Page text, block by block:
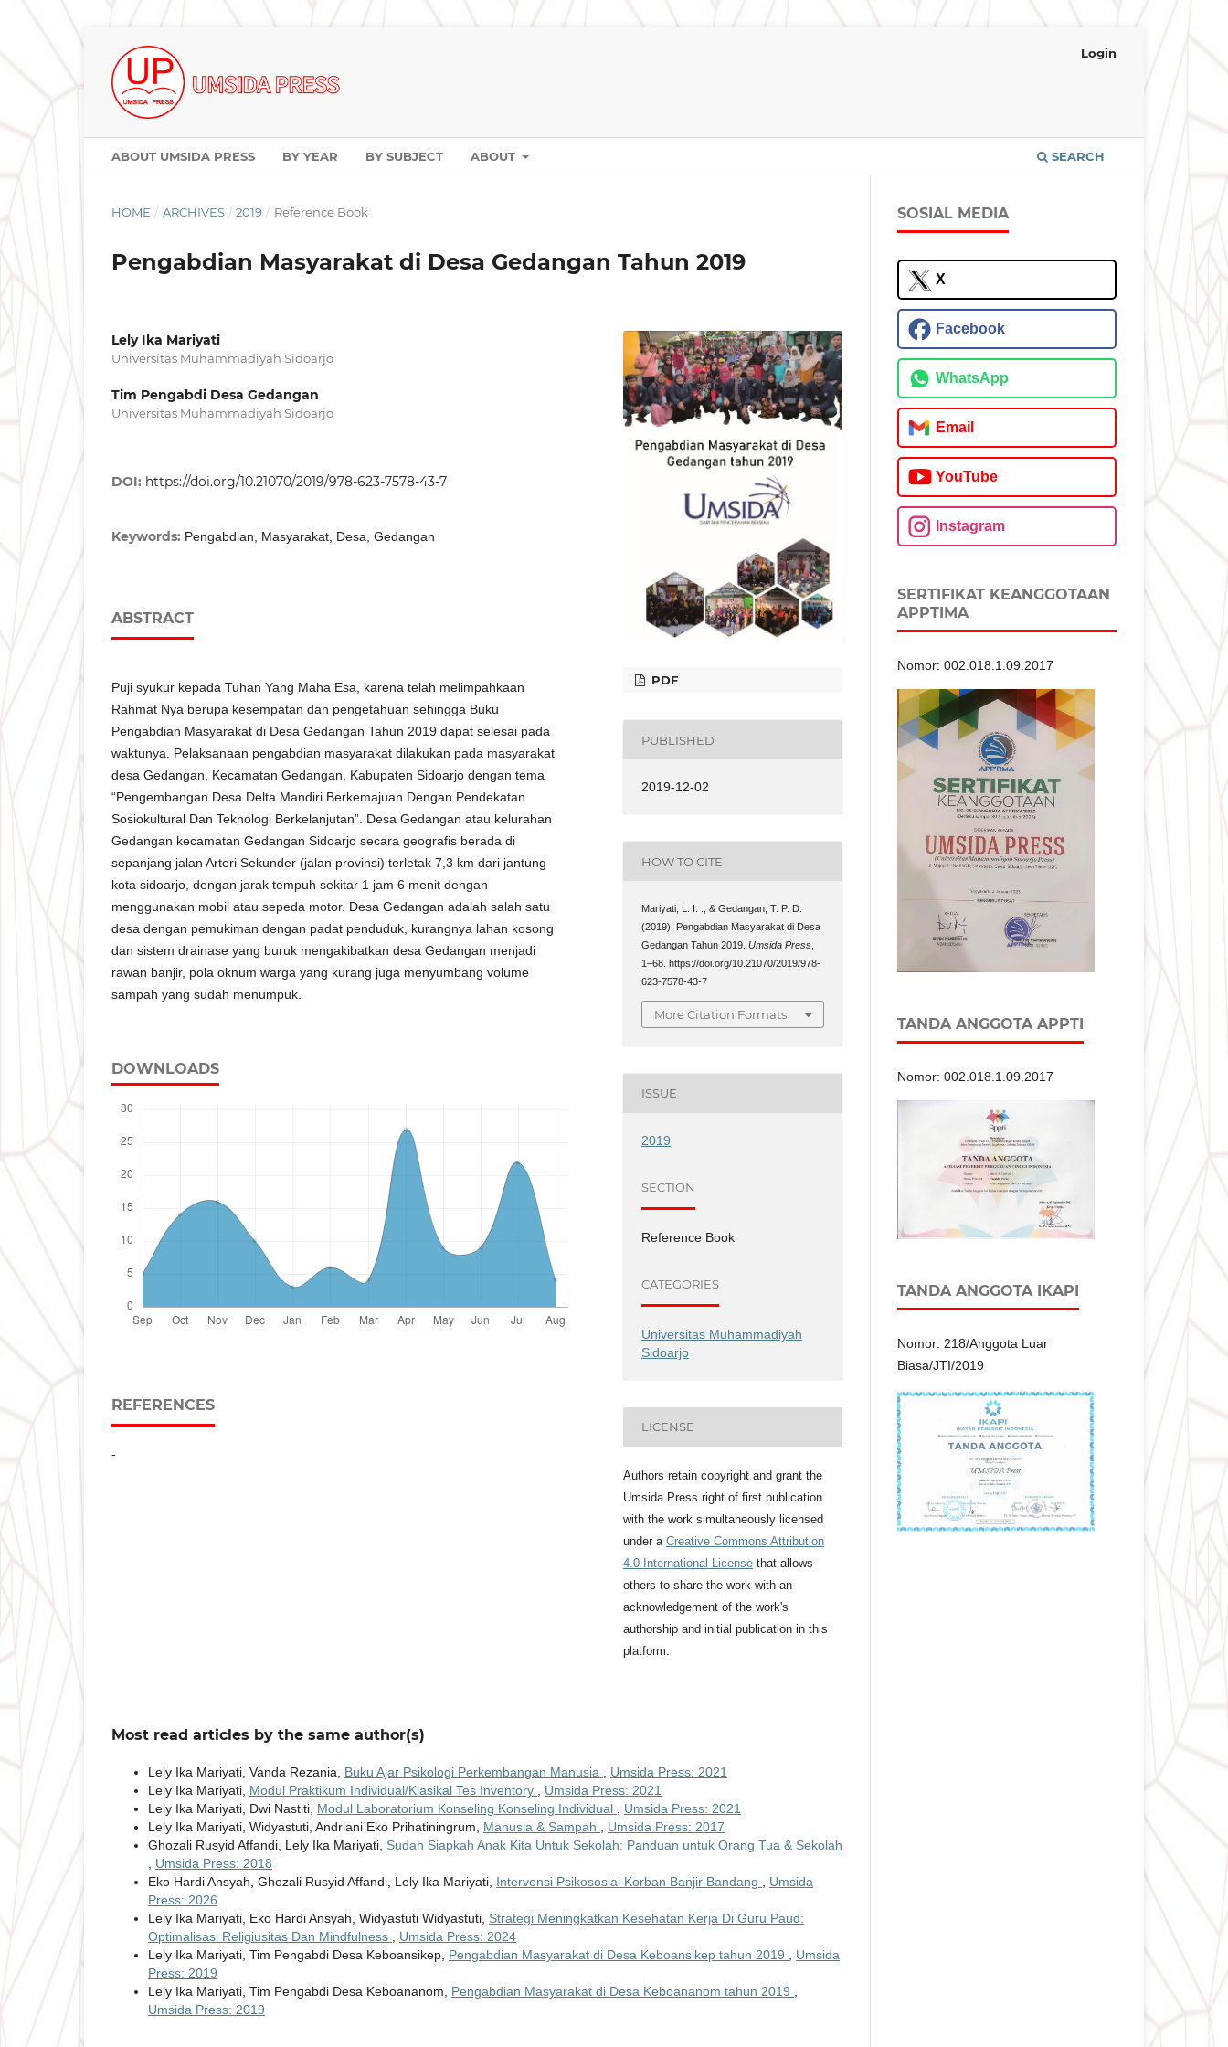
ABOUT UMSIDA PRESS BY YEAR BY SUBJECT ABOUT SEARCH
Login
HOME / ARCHIVES / 2019 / Reference Book
Pengabdian Masyarakat di Desa Gedangan Tahun 2019
Lely Ika Mariyati
Universitas Muhammadiyah Sidoarjo
Tim Pengabdi Desa Gedangan
Universitas Muhammadiyah Sidoarjo
DOI: https://doi.org/10.21070/2019/978-623-7578-43-7
Keywords: Pengabdian, Masyarakat, Desa, Gedangan
ABSTRACT
Puji syukur kepada Tuhan Yang Maha Esa, karena telah melimpahkaan
Rahmat Nya berupa kesempatan dan pengetahuan sehingga Buku
Pengabdian Masyarakat di Desa Gedangan Tahun 2019 dapat selesai pada
waktunya. Pelaksanaan pengabdian masyarakat dilakukan pada masyarakat
desa Gedangan, Kecamatan Gedangan, Kabupaten Sidoarjo dengan tema
“Pengembangan Desa Delta Mandiri Berkemajuan Dengan Pendekatan
Sosiokultural Dan Teknologi Berkelanjutan”. Desa Gedangan atau kelurahan
Gedangan kecamatan Gedangan Sidoarjo secara geografis berada di
sepanjang jalan Arteri Sekunder (jalan provinsi) terletak 7,3 km dari jantung
kota sidoarjo, dengan jarak tempuh sekitar 1 jam 6 menit dengan
menggunakan mobil atau sepeda motor. Desa Gedangan adalah salah satu
desa dengan pemukiman dengan padat penduduk, kurangnya lahan kosong
dan sistem drainase yang buruk mengakibatkan desa Gedangan menjadi
rawan banjir, pola oknum warga yang kurang juga menyumbang volume
sampah yang sudah menumpuk.
DOWNLOADS
REFERENCES
-
PDF
PUBLISHED
2019-12-02
HOW TO CITE
Mariyati, L. I. ., & Gedangan, T. P. D.
(2019). Pengabdian Masyarakat di Desa
Gedangan Tahun 2019.Umsida Press
1–68. https://doi.org/10.21070/2019/978-
623-7578-43-7
More Citation Formats
ISSUE
2019
SECTION
Reference Book
CATEGORIES
Universitas Muhammadiyah
Sidoarjo
LICENSE
Authors retain copyright and grant the
Umsida Press right of first publication
with the work simultaneously licensed
under a Creative Commons Attribution
4.0 International License that allows
others to share the work with an
acknowledgement of the work's
authorship and initial publication in this
platform.
Most read articles by the same author(s)
Lely Ika Mariyati, Vanda Rezania, Buku Ajar Psikologi Perkembangan Manusia
Umsida Press: 2021
Lely Ika Mariyati, Modul Praktikum Individual/Klasikal Tes Inventory
Umsida Press: 2021
Lely Ika Mariyati, Dwi Nastiti, Modul Laboratorium Konseling Konseling Individual
Umsida Press: 2021
Lely Ika Mariyati, Widyastuti, Andriani Eko Prihatiningrum, Manusia & Sampah
Umsida Press: 2017
Ghozali Rusyid Affandi, Lely Ika Mariyati, Sudah Siapkah Anak Kita Untuk Sekolah: Panduan untuk Orang Tua & Sekolah
Umsida Press: 2018
Eko Hardi Ansyah, Ghozali Rusyid Affandi, Lely Ika Mariyati, Intervensi Psikososial Korban Banjir Bandang
Umsida
Press: 2026
Lely Ika Mariyati, Eko Hardi Ansyah, Widyastuti Widyastuti, Strategi Meningkatkan Kesehatan Kerja Di Guru Paud:
Optimalisasi Religiusitas Dan Mindfulness
Umsida Press: 2024
Lely Ika Mariyati, Tim Pengabdi Desa Keboansikep, Pengabdian Masyarakat di Desa Keboansikep tahun 2019
Umsida
Press: 2019
Lely Ika Mariyati, Tim Pengabdi Desa Keboananom, Pengabdian Masyarakat di Desa Keboananom tahun 2019
Umsida Press: 2019
SOSIAL MEDIA
X
Facebook
WhatsApp
Email
YouTube
Instagram
SERTIFIKAT KEANGGOTAAN
APPTIMA
Nomor: 002.018.1.09.2017
TANDA ANGGOTA APPTI
Nomor: 002.018.1.09.2017
TANDA ANGGOTA IKAPI
Nomor: 218/Anggota Luar
Biasa/JTI/2019